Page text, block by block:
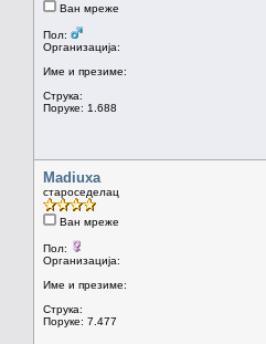
Ван мреже
Пол:
Организација:
Име и презиме:
Струка:
Поруке: 1.688
Madiuxa
староседелац
Ван мреже
Пол:
Организација:
Име и презиме:
Струка:
Поруке: 7.477